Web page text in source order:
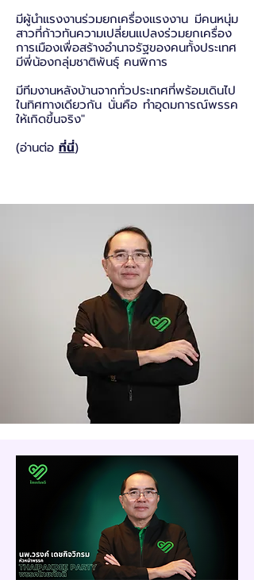
มีผู้นำแรงงานร่วมยกเครื่องแรงงาน มีคนหนุ่ม
สาวที่ก้าวทันความเปลี่ยนแปลงร่วมยกเครื่อง
การเมืองเพื่อสร้างอำนาจรัฐของคนทั้งประเทศ
มีพี่น้องกลุ่มชาติพันธุ์ คนพิการ
มีทีมงานหลังบ้านจากทั่วประเทศที่พร้อมเดินไป
ในทิศทางเดียวกัน นั่นคือ ทำอุดมการณ์พรรค
ให้เกิดขึ้นจริง"
(อ่านต่อ ที่นี่)